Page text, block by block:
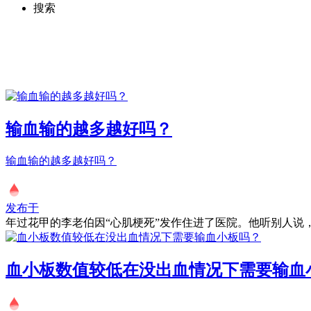
搜索
输血输的越多越好吗？
输血输的越多越好吗？
发布于
年过花甲的李老伯因“心肌梗死”发作住进了医院。他听别人说
血小板数值较低在没出血情况下需要输血